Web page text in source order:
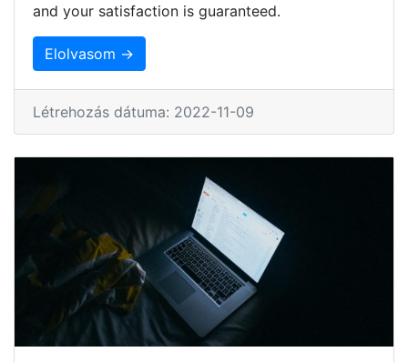
and your satisfaction is guaranteed.
Elolvasom →
Létrehozás dátuma: 2022-11-09